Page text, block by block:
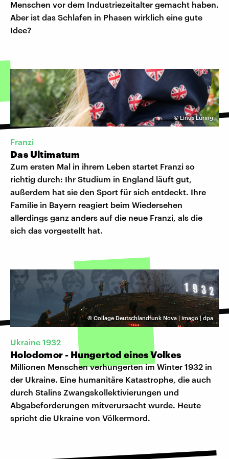
Menschen vor dem Industriezeitalter gemacht haben.
Aber ist das Schlafen in Phasen wirklich eine gute
Idee?
©Linus Lüring
Franzi
Das Ultimatum
Zum ersten Mal in ihrem Leben startet Franzi so
richtig durch: Ihr Studium in England läuft gut,
außerdem hat sie den Sport für sich entdeckt. Ihre
Familie in Bayern reagiert beim Wiedersehen
allerdings ganz anders auf die neue Franzi, als die
sich das vorgestellt hat.
©Collage Deutschlandfunk Nova | imago | dpa
Ukraine 1932
Holodomor - Hungertod eines Volkes
Millionen Menschen verhungerten im Winter 1932 in
der Ukraine. Eine humanitäre Katastrophe, die auch
durch Stalins Zwangskollektivierungen und
Abgabeforderungen mitverursacht wurde. Heute
spricht die Ukraine von Völkermord.